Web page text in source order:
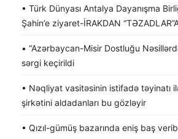
• Türk Dünyası Antalya Dayanışma
Şahin’e ziyaret-İRAKDAN
• “Azərbaycan-Misir Dostluğu
sərgi keçirildi
• Nəqliyat vasitəsinin istifadə təyinatı
şirkətini aldadanları bu gözləyir
• Qızıl-gümüş bazarında eniş baş verib